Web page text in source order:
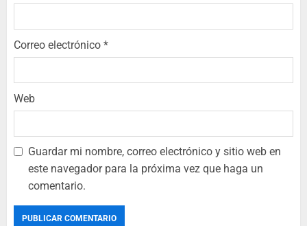
Correo electrónico *
Web
Guardar mi nombre, correo electrónico y sitio web en
este navegador para la próxima vez que haga un
comentario.